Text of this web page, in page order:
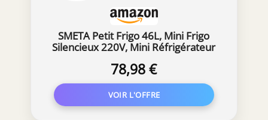
SMETA Petit Frigo 46L, Mini Frigo
Silencieux 220V, Mini Réfrigérateur
Réversible, pour Chambre, Bureau,
Blanc
78,98 €